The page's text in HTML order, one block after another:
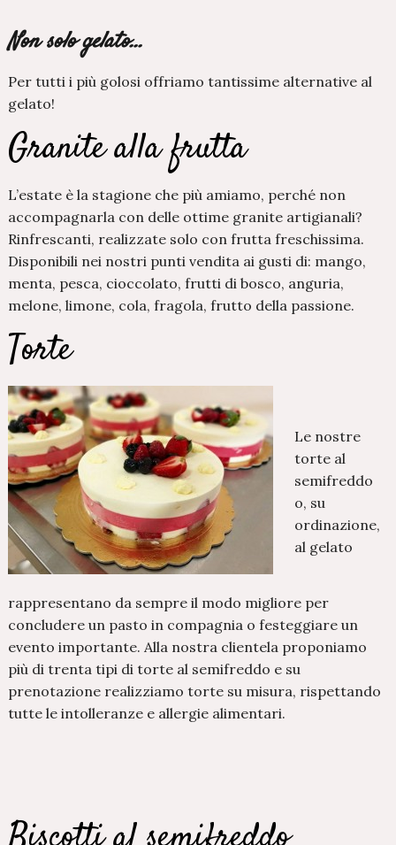
Non solo gelato…
Per tutti i più golosi offriamo tantissime alternative al
gelato!
Granite alla frutta
L’estate è la stagione che più amiamo, perché non
accompagnarla con delle ottime granite artigianali?
Rinfrescanti, realizzate solo con frutta freschissima.
Disponibili nei nostri punti vendita ai gusti di: mango,
menta, pesca, cioccolato, frutti di bosco, anguria,
melone, limone, cola, fragola, frutto della passione.
Torte
Le nostre
torte al
semifreddo
o, su
ordinazione,
al gelato
rappresentano da sempre il modo migliore per
concludere un pasto in compagnia o festeggiare un
evento importante. Alla nostra clientela proponiamo
più di trenta tipi di torte al semifreddo e su
prenotazione realizziamo torte su misura, rispettando
tutte le intolleranze e allergie alimentari.